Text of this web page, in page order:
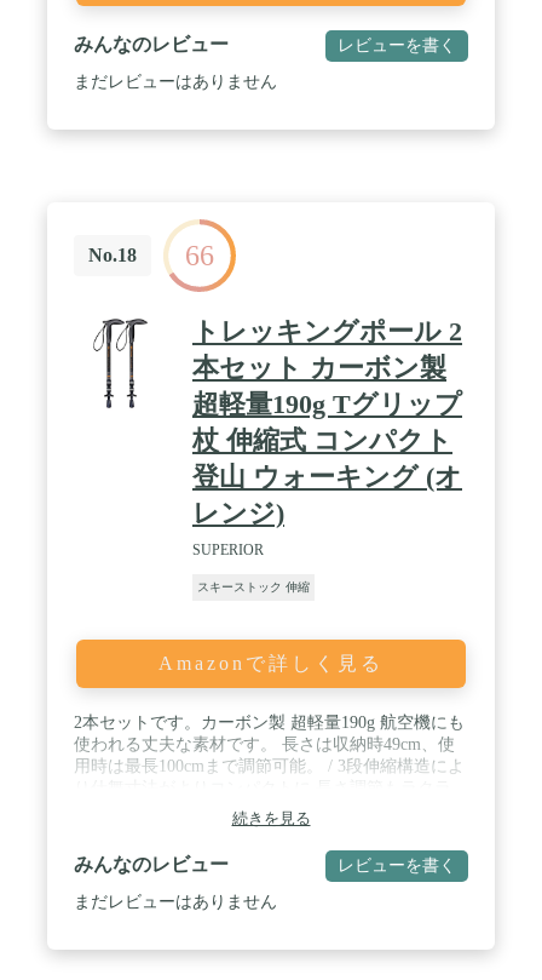
みんなのレビュー レビューを書く
まだレビューはありません
No.18 66
トレッキングポール 2
本セット カーボン製
超軽量190g Tグリップ
杖 伸縮式 コンパクト
登山 ウォーキング (オ
レンジ)
SUPERIOR
スキーストック 伸縮
Amazonで詳しく見る
2本セットです。カーボン製 超軽量190g 航空機にも
使われる丈夫な素材です。 長さは収納時49cm、使
用時は最長100cmまで調節可能。 / 3段伸縮構造によ
ク！ストラップは通気性があり柔らかい素材を使
用、手に簡単にフィットします。 / グリップは高密
度EVA素材を使用し、汗をかいても滑りにくく、フ
ィト感も最高です。軽量設計によりメンズレディー
ス問わずオススメ！ / 【仕様】2本セット 3段伸縮
続きを見る
みんなのレビュー レビューを書く
まだレビューはありません